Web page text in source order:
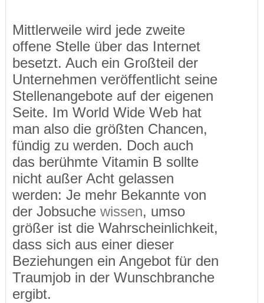
Mittlerweile wird jede zweite
offene Stelle über das Internet
besetzt. Auch ein Großteil der
Unternehmen veröffentlicht seine
Stellenangebote auf der eigenen
Seite. Im World Wide Web hat
man also die größten Chancen,
fündig zu werden. Doch auch
das berühmte Vitamin B sollte
nicht außer Acht gelassen
werden: Je mehr Bekannte von
der Jobsuche wissen, umso
größer ist die Wahrscheinlichkeit,
dass sich aus einer dieser
Beziehungen ein Angebot für den
Traumjob in der Wunschbranche
ergibt.